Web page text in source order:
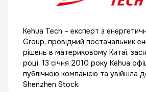
Kehua Tech – експерт з
Group, провідний постачальник
рішень в материковому Китаї,
році. 13 січня 2010 року Kehua
публічною компанією та увійшла
Shenzhen Stock.